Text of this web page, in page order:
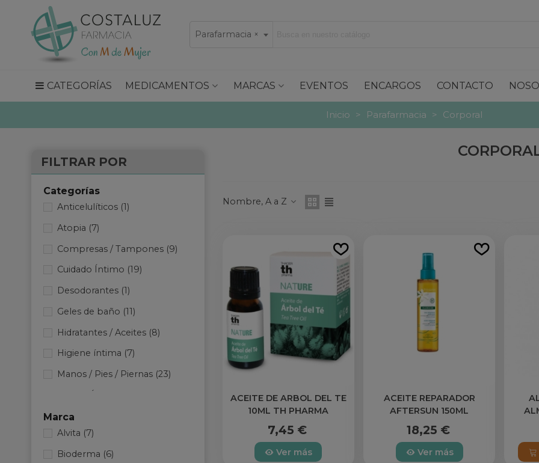
×
Parafarmacia
CATEGORÍAS MEDICAMENTOS MARCAS EVENTOS ENCARGOS CONTACTO
Inicio > Parafarmacia > Corporal
FILTRAR POR
Categorías
Anticelulíticos (1)
Atopia (7)
Compresas / Tampones (9)
Cuidado Íntimo (19)
Desodorantes (1)
Geles de baño (11)
Hidratantes / Aceites (8)
Higiene íntima (7)
Manos / Pies / Piernas (23)
Marca
Alvita (7)
Bioderma (6)
Nombre, A a Z
ACEITE DE ARBOL DEL TE
10ML TH PHARMA
7,45 €
Ver más
ACEITE REPARADOR
AFTERSUN 150ML
POLYSIANES
18,25 €
Ver más